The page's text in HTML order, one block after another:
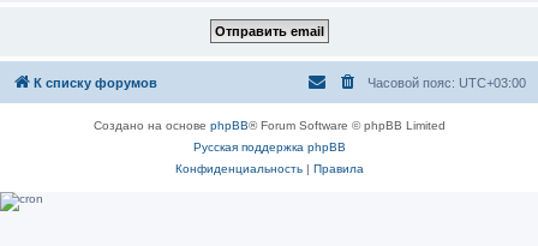
К списку форумов Часовой пояс: UTC+03:00
Создано на основе phpBB® Forum Software © phpBB Limited
Русская поддержка phpBB
Конфиденциальность| Правила